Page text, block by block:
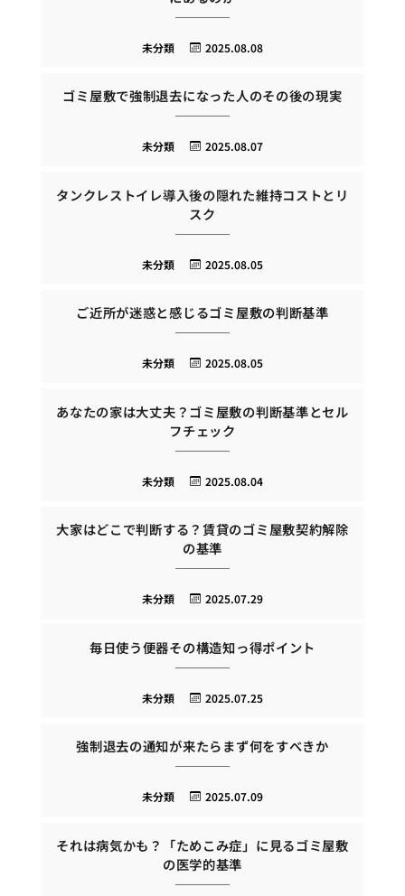
2025.08.08
未分類
ゴミ屋敷で強制退去になった人のその後の現実
2025.08.07
未分類
タンクレストイレ導入後の隠れた維持コストとリ
スク
2025.08.05
未分類
ご近所が迷惑と感じるゴミ屋敷の判断基準
2025.08.05
未分類
あなたの家は大丈夫？ゴミ屋敷の判断基準とセル
フチェック
2025.08.04
未分類
大家はどこで判断する？賃貸のゴミ屋敷契約解除
の基準
2025.07.29
未分類
毎日使う便器その構造知っ得ポイント
2025.07.25
未分類
強制退去の通知が来たらまず何をすべきか
2025.07.09
未分類
それは病気かも？「ためこみ症」に見るゴミ屋敷
の医学的基準